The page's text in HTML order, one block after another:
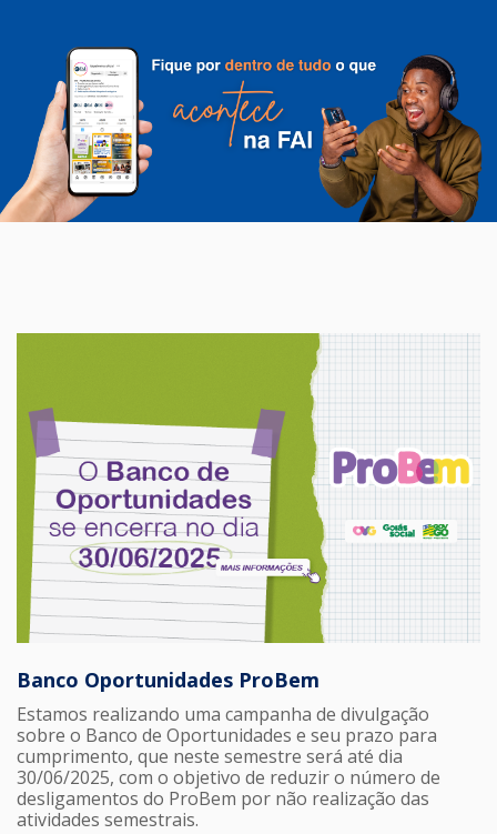
Banco Oportunidades ProBem
Estamos realizando uma campanha de divulgação
sobre o Banco de Oportunidades e seu prazo para
cumprimento, que neste semestre será até dia
30/06/2025, com o objetivo de reduzir o número de
desligamentos do ProBem por não realização das
atividades semestrais.